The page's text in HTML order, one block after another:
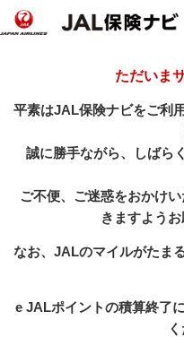
ただいま
平素はJAL保険ナビをご利
誠に勝手ながら、しばら
ご不便、ご迷惑をおかけ
きますようお
なお、JALのマイルがたま
e JALポイントの積算終了